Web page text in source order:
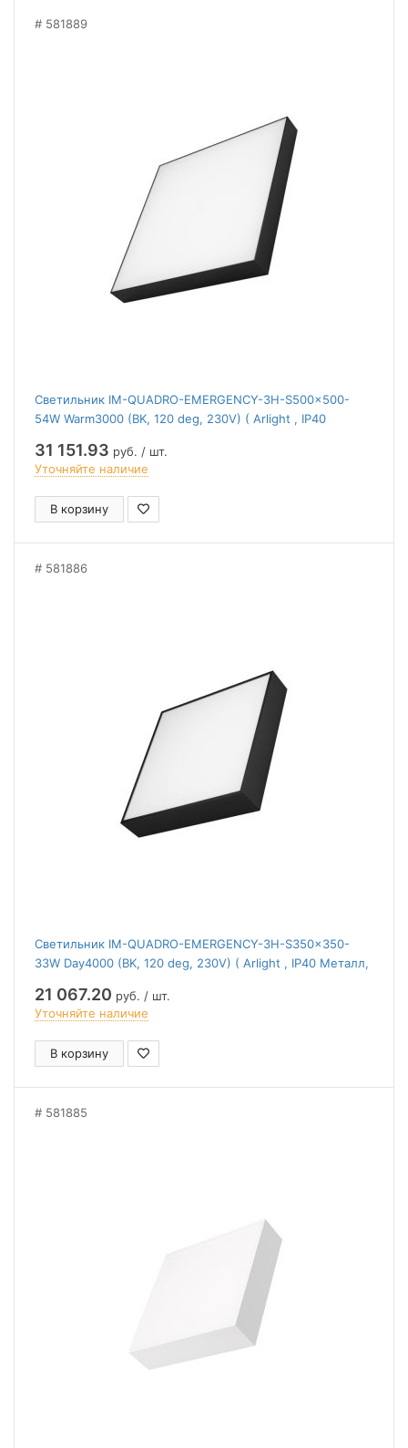
581889
Светильник IM-QUADRO-EMERGENCY-3H-S500x500-
54W Warm3000 (BK, 120 deg, 230V) ( Arlight , IP40
31 151.93 руб. / шт.
Уточняйте наличие
В корзину
581886
Светильник IM-QUADRO-EMERGENCY-3H-S350x350-
33W Day4000 (BK, 120 deg, 230V) ( Arlight , IP40 Металл,
21 067.20 руб. / шт.
Уточняйте наличие
В корзину
581885